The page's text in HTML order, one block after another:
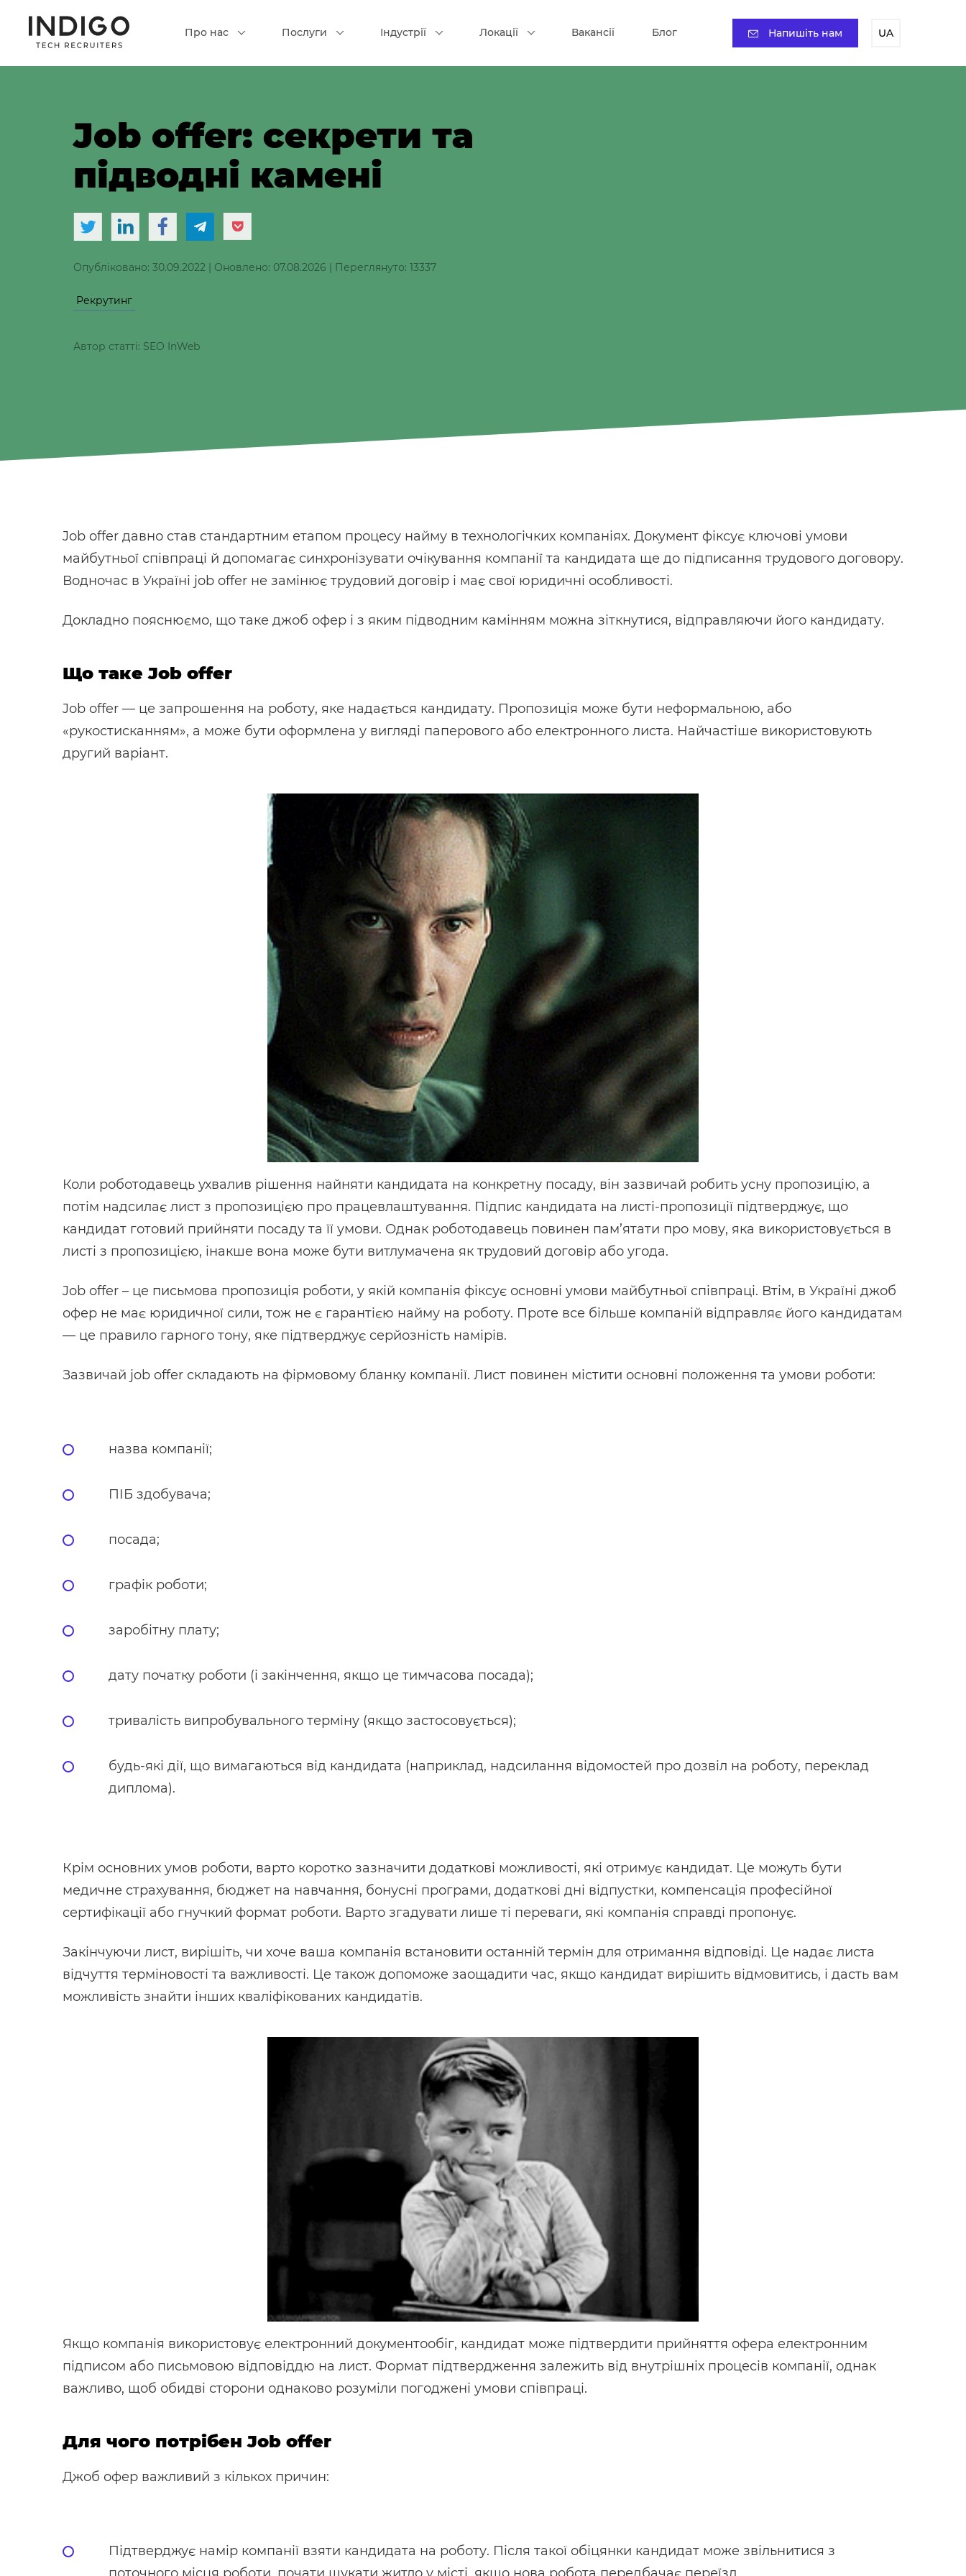
Про нас Послуги Індустрії Локації Вакансії Блог Напишіть нам UA
Job offer: секрети та
підводні камені
Опубліковано: 30.09.2022 | Оновлено: 07.08.2026 | Переглянуто: 13337
Рекрутинг
Автор статті: SEO InWeb
Job offer давно став стандартним етапом процесу найму в технологічких компаніях. Документ фіксує ключові умови
майбутньої співпраці й допомагає синхронізувати очікування компанії та кандидата ще до підписання трудового договору.
Водночас в Україні job offer не замінює трудовий договір і має свої юридичні особливості.
Докладно пояснюємо, що таке джоб офер і з яким підводним камінням можна зіткнутися, відправляючи його кандидату.
Що таке Job offer
Job offer — це запрошення на роботу, яке надається кандидату. Пропозиція може бути неформальною, або
«рукостисканням», а може бути оформлена у вигляді паперового або електронного листа. Найчастіше використовують
другий варіант.
Коли роботодавець ухвалив рішення найняти кандидата на конкретну посаду, він зазвичай робить усну пропозицію, а
потім надсилає лист з пропозицією про працевлаштування. Підпис кандидата на листі-пропозиції підтверджує, що
кандидат готовий прийняти посаду та її умови. Однак роботодавець повинен пам’ятати про мову, яка використовується в
листі з пропозицією, інакше вона може бути витлумачена як трудовий договір або угода.
Job offer – це письмова пропозиція роботи, у якій компанія фіксує основні умови майбутньої співпраці. Втім, в Україні джоб
офер не має юридичної сили, тож не є гарантією найму на роботу. Проте все більше компаній відправляє його кандидатам
— це правило гарного тону, яке підтверджує серйозність намірів.
Зазвичай job offer складають на фірмовому бланку компанії. Лист повинен містити основні положення та умови роботи:
назва компанії;
ПІБ здобувача;
посада;
графік роботи;
заробітну плату;
дату початку роботи (і закінчення, якщо це тимчасова посада);
тривалість випробувального терміну (якщо застосовується);
будь-які дії, що вимагаються від кандидата (наприклад, надсилання відомостей про дозвіл на роботу, переклад
диплома).
Крім основних умов роботи, варто коротко зазначити додаткові можливості, які отримує кандидат. Це можуть бути
медичне страхування, бюджет на навчання, бонусні програми, додаткові дні відпустки, компенсація професійної
сертифікації або гнучкий формат роботи. Варто згадувати лише ті переваги, які компанія справді пропонує.
Закінчуючи лист, вирішіть, чи хоче ваша компанія встановити останній термін для отримання відповіді. Це надає листа
відчуття терміновості та важливості. Це також допоможе заощадити час, якщо кандидат вирішить відмовитись, і дасть вам
можливість знайти інших кваліфікованих кандидатів.
Якщо компанія використовує електронний документообіг, кандидат може підтвердити прийняття офера електронним
підписом або письмовою відповіддю на лист. Формат підтвердження залежить від внутрішніх процесів компанії, однак
важливо, щоб обидві сторони однаково розуміли погоджені умови співпраці.
Для чого потрібен Job offer
Джоб офер важливий з кількох причин:
Підтверджує намір компанії взяти кандидата на роботу. Після такої обіцянки кандидат може звільнитися з